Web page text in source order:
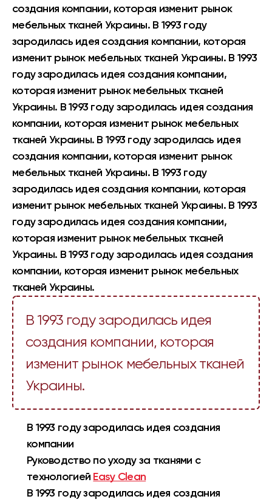
создания компании, которая изменит рынок
мебельных тканей Украины. В 1993 году
зародилась идея создания компании, которая
изменит рынок мебельных тканей Украины. В 1993
году зародилась идея создания компании,
которая изменит рынок мебельных тканей
Украины. В 1993 году зародилась идея создания
компании, которая изменит рынок мебельных
тканей Украины. В 1993 году зародилась идея
создания компании, которая изменит рынок
мебельных тканей Украины. В 1993 году
зародилась идея создания компании, которая
изменит рынок мебельных тканей Украины. В 1993
году зародилась идея создания компании,
которая изменит рынок мебельных тканей
Украины. В 1993 году зародилась идея создания
компании, которая изменит рынок мебельных
тканей Украины.
В 1993 году зародилась идея
создания компании, которая
изменит рынок мебельных тканей
Украины.
В 1993 году зародилась идея создания
компании
Руководство по уходу за тканями с
технологией Easy Clean
В 1993 году зародилась идея создания